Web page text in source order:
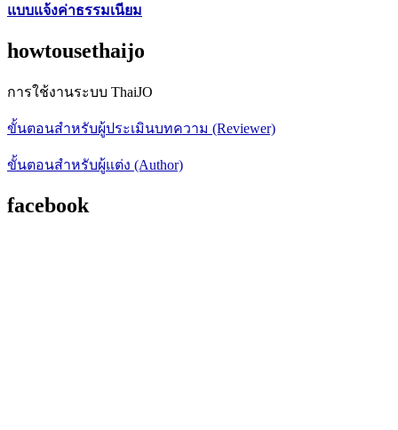
แบบแจ้งค่าธรรมเนียม
howtousethaijo
การใช้งานระบบ ThaiJO
ขั้นตอนสำหรับผู้ประเมินบทความ (Reviewer)
ขั้นตอนสำหรับผู้แต่ง (Author)
facebook